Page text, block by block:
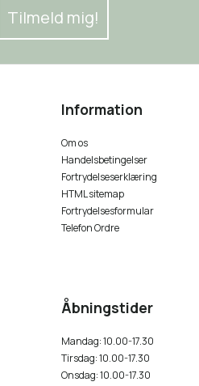
Tilmeld mig!
Information
Om os
Handelsbetingelser
Fortrydelseserklæring
HTML sitemap
Fortrydelsesformular
Telefon Ordre
Åbningstider
Mandag: 10.00-17.30
Tirsdag: 10.00-17.30
Onsdag: 10.00-17.30